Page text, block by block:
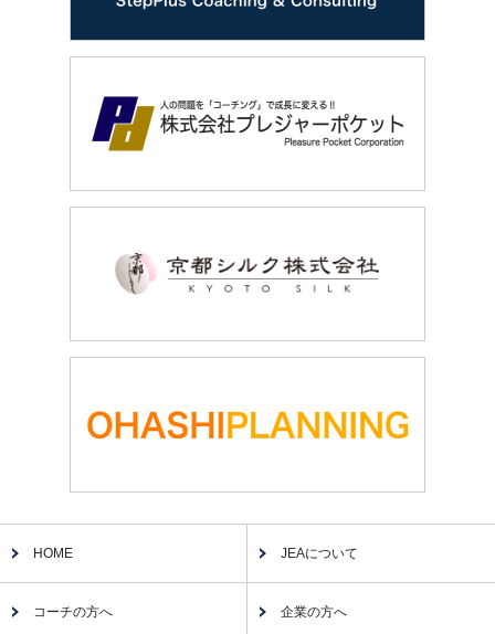
HOME JEAについて
コーチの方へ 企業の方へ